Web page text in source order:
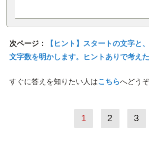
次ページ：
【ヒント】スタートの文字と
文字数を明かします。ヒントありで考え
すぐに答えを知りたい人はこちらへどうぞ
1 2 3